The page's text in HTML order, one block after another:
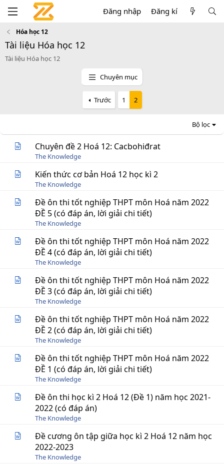
Đăng nhập Đăng kí
Hóa học 12
Tài liệu Hóa học 12
Tài liệu Hóa học 12
Chuyên mục
Trước 1 2
Bộ lọc
Chuyên đề 2 Hoá 12: Cacbohiđrat
The Knowledge
Kiến thức cơ bản Hoá 12 học kì 2
The Knowledge
Đề ôn thi tốt nghiệp THPT môn Hoá năm 2022
ĐỀ 5 (có đáp án, lời giải chi tiết)
The Knowledge
Đề ôn thi tốt nghiệp THPT môn Hoá năm 2022
ĐỀ 4 (có đáp án, lời giải chi tiết)
The Knowledge
Đề ôn thi tốt nghiệp THPT môn Hoá năm 2022
ĐỀ 3 (có đáp án, lời giải chi tiết)
The Knowledge
Đề ôn thi tốt nghiệp THPT môn Hoá năm 2022
ĐỀ 2 (có đáp án, lời giải chi tiết)
The Knowledge
Đề ôn thi tốt nghiệp THPT môn Hoá năm 2022
ĐỀ 1 (có đáp án, lời giải chi tiết)
The Knowledge
Đề ôn thi học kì 2 Hoá 12 (Đề 1) năm học 2021-
2022 (có đáp án)
The Knowledge
Đề cương ôn tập giữa học kì 2 Hoá 12 năm học
2022-2023
The Knowledge